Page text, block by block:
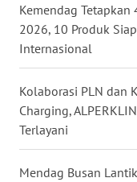
Kemendag Tetapkan
2026, 10 Produk
Internasional
Kolaborasi PLN dan
Charging,
Terlayani
Mendag Busan
WN
KALTENG
WN